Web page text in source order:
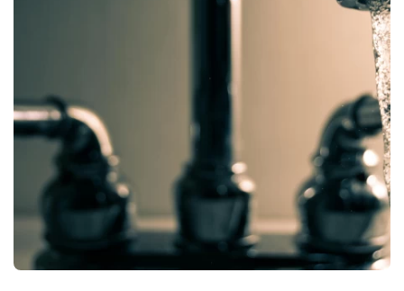
Skundų nagrinėjimas neteismine tvarka
Prašymai pakloti tinklus iki sklypo ribos
Nuotolinė apskaita
DUK: Apsaugos zonos